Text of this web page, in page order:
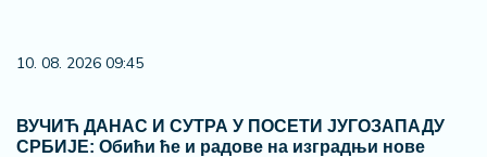
10. 08. 2026 09:45
ВУЧИЋ ДАНАС И СУТРА У ПОСЕТИ ЈУГОЗАПАДУ
СРБИЈЕ: Обићи ће и радове на изградњи нове